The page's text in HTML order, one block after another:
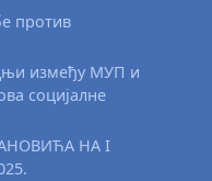
против
између МУП и
социјалне
НА I